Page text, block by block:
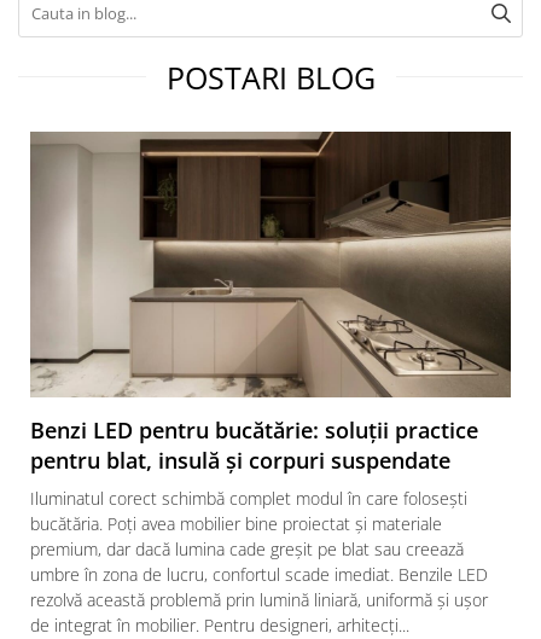
POSTARI BLOG
Benzi LED pentru bucătărie: soluții practice
pentru blat, insulă și corpuri suspendate
Iluminatul corect schimbă complet modul în care folosești
bucătăria. Poți avea mobilier bine proiectat și materiale
premium, dar dacă lumina cade greșit pe blat sau creează
umbre în zona de lucru, confortul scade imediat. Benzile LED
rezolvă această problemă prin lumină liniară, uniformă și ușor
de integrat în mobilier. Pentru designeri, arhitecți...